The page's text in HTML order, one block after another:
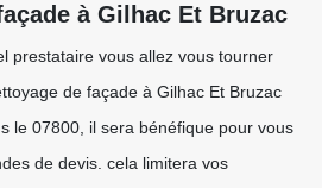
à Gilhac Et Bruzac
prestataire vous allez vous tourner
de façade à Gilhac Et Bruzac
le 07800, il sera bénéfique pour vous
de devis. cela limitera vos